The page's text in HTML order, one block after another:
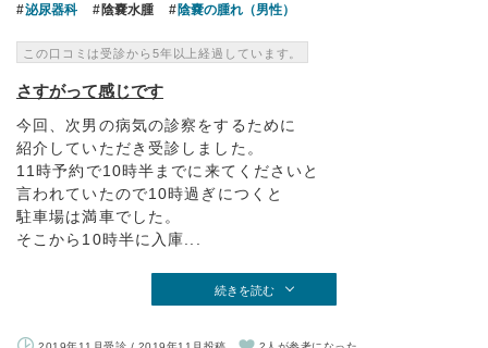
泌尿器科 陰嚢水腫 陰嚢の腫れ（男性）
この口コミは受診から5年以上経過しています。
さすがって感じです
今回、次男の病気の診察をするために
紹介していただき受診しました。
11時予約で10時半までに来てくださいと
言われていたので10時過ぎにつくと
駐車場は満車でした。
そこから10時半に入庫...
続きを読む